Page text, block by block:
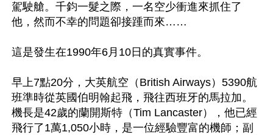
駕駛艙。千鈞一髮之際，一名空少衝進來抓住了
他，然而不幸的問題卻接踵而來……
這是發生在1990年6月10日的真實事件。
早上7點20分，大英航空（British Airways）5390航
班準時從英國伯明翰起飛，飛往西班牙的馬拉加。
機長是42歲的蘭開斯特（Tim Lancaster），他已經
飛行了1萬1,050小時，是一位經驗豐富的機師；副